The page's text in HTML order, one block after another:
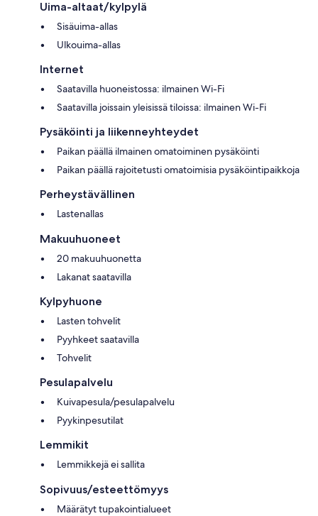
Uima-altaat/kylpylä
Sisäuima-allas
Ulkouima-allas
Internet
Saatavilla huoneistossa: ilmainen Wi-Fi
Saatavilla joissain yleisissä tiloissa: ilmainen Wi-Fi
Pysäköinti ja liikenneyhteydet
Paikan päällä ilmainen omatoiminen pysäköinti
Paikan päällä rajoitetusti omatoimisia pysäköintipaikkoja
Perheystävällinen
Lastenallas
Makuuhuoneet
20 makuuhuonetta
Lakanat saatavilla
Kylpyhuone
Lasten tohvelit
Pyyhkeet saatavilla
Tohvelit
Pesulapalvelu
Kuivapesula/pesulapalvelu
Pyykinpesutilat
Lemmikit
Lemmikkejä ei sallita
Sopivuus/esteettömyys
Määrätyt tupakointialueet